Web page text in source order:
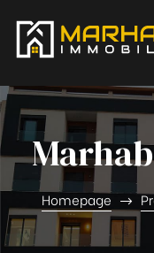
Homepage